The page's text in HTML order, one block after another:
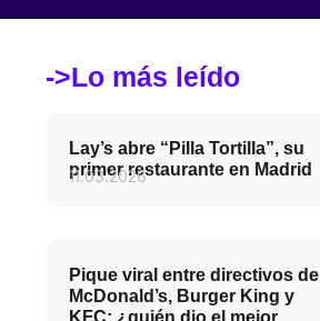
->Lo más leído
Lay’s abre “Pilla Tortilla”, su
primer restaurante en Madrid
11.03.2026
Pique viral entre directivos de
McDonald’s, Burger King y
KFC: ¿quién dio el mejor